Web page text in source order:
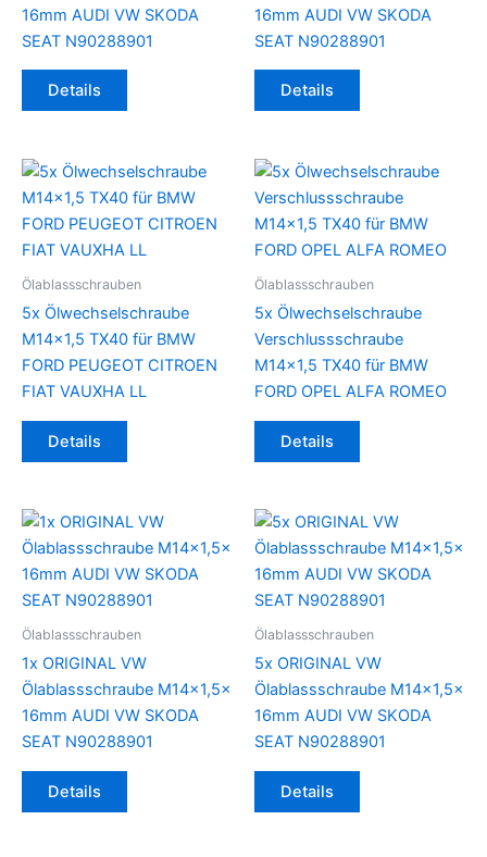
16mm AUDI VW SKODA
SEAT N90288901
Details
16mm AUDI VW SKODA
SEAT N90288901
Details
Ölablassschrauben
5x Ölwechselschraube
M14x1,5 TX40 für BMW
FORD PEUGEOT CITROEN
FIAT VAUXHA LL
Details
Ölablassschrauben
5x Ölwechselschraube
Verschlussschraube
M14x1,5 TX40 für BMW
FORD OPEL ALFA ROMEO
Details
Ölablassschrauben
1x ORIGINAL VW
Ölablassschraube M14x1,5x
16mm AUDI VW SKODA
SEAT N90288901
Details
Ölablassschrauben
5x ORIGINAL VW
Ölablassschraube M14x1,5x
16mm AUDI VW SKODA
SEAT N90288901
Details